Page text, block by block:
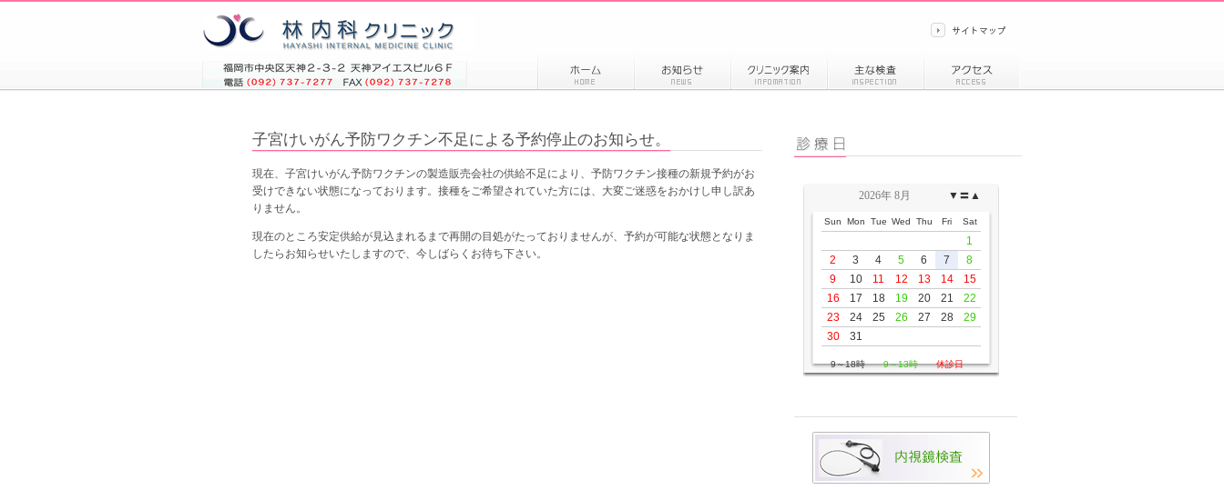
子宮けいがん予防ワクチン不足による予約停止のお知らせ。
現在、子宮けいがん予防ワクチンの製造販売会社の供給不足により、予防ワクチン接種の新規予約がお
受けできない状態になっております。接種をご希望されていた方には、大変ご迷惑をおかけし申し訳あ
りません。
現在のところ安定供給が見込まれるまで再開の目処がたっておりませんが、予約が可能な状態となりま
したらお知らせいたしますので、今しばらくお待ち下さい。
▲
〓
▼
2026年 8月
Sun Mon Tue Wed Thu Fri Sat
1
2
3 4 5 6 7
8
9
10 11 12 13 14
15
16
17 18 19 20 21
22
23
24 25 26 27 28
29
30
31
9～18時 9～13時 休診日